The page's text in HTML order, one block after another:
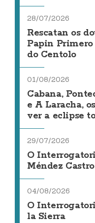
28/07/2026
Rescatan os
Papin
do Centolo
01/08/2026
Cabana,
e A Laracha,
ver a eclipse
29/07/2026
O
Méndez Castro
04/08/2026
O
la Sierra